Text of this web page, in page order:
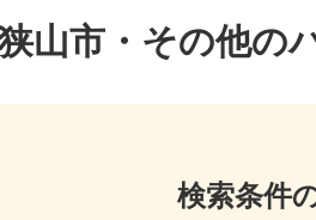
山市・その他の
検索条件